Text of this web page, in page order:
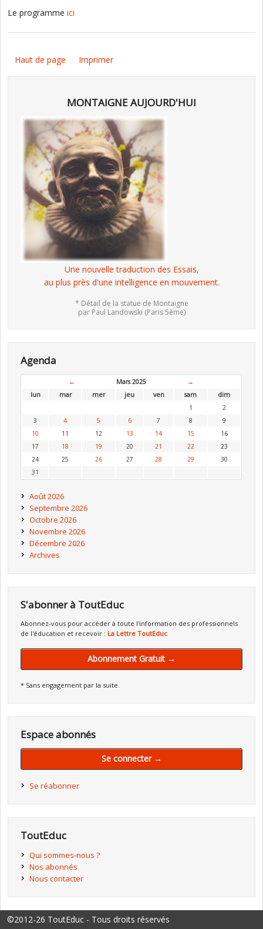
Le programme ici
Haut de page Imprimer
MONTAIGNE AUJOURD'HUI
Une nouvelle traduction des Essais,
au plus près d'une intelligence en mouvement.
* Détail de la statue de Montaigne
par Paul Landowski (Paris 5ème)
Agenda
← Mars 2025
→
lun
mar mer jeu ven sam
dim
1
2
3
4 5 6 7 8
9
10
11 12 13 14 15
16
17
18 19 20 21 22
23
24
25 26 27 28 29
30
31
Août 2026
Septembre 2026
Octobre 2026
Novembre 2026
Décembre 2026
Archives
S'abonner à ToutEduc
Abonnez-vous pour accéder à toute l'information des professionnels
de l'éducation et recevoir : La Lettre ToutEduc
Abonnement Gratuit →
* Sans engagement par la suite.
Espace abonnés
Se connecter →
Se réabonner
ToutEduc
Qui sommes-nous ?
Nos abonnés
Nous contacter
©2012-26 ToutEduc - Tous droits réservés